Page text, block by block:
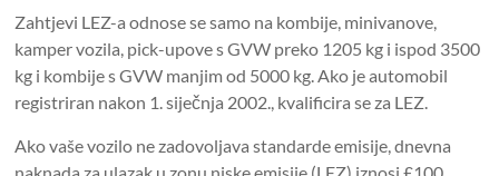
Zahtjevi LEZ-a odnose se samo na kombije, minivanove,
kamper vozila, pick-upove s GVW preko 1205 kg i ispod 3500
kg i kombije s GVW manjim od 5000 kg. Ako je automobil
registriran nakon 1. siječnja 2002., kvalificira se za LEZ.
Ako vaše vozilo ne zadovoljava standarde emisije, dnevna
naknada za ulazak u zonu niske emisije (LEZ) iznosi £100